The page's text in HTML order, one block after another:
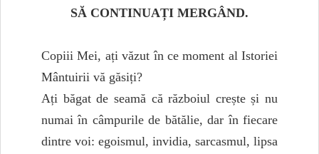
SĂ CONTINUAȚI MERGÂND.
Copiii Mei, ați văzut în ce moment al Istoriei
Mântuirii vă găsiți?
Ați băgat de seamă că războiul crește și nu
numai în câmpurile de bătălie, dar în fiecare
dintre voi: egoismul, invidia, sarcasmul, lipsa